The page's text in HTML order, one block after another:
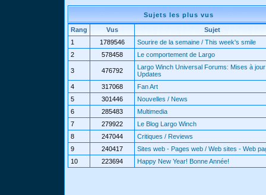
Sujets les plus vus
Rang Vus
Sujet
1
1789546
Sourire de la semaine / This week's smile
2
578458 Le comportement de Largo
3 476792
Largo Winch Universal Forums: Mises à
Updates
4
317068
Fan Art
5
301446
Nouvelles / News
6
285483
Multimedia
7
279922
Le Blog Largo Winch
8
247044
Critiques / Reviews
9
240417
Sites web - Pages web / Web sites - Web
10
223694 Happy New Year! Bonne Année!